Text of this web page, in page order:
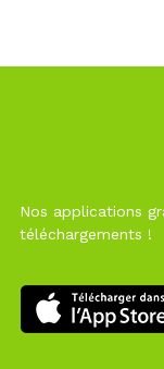
Nos applications
téléchargements !